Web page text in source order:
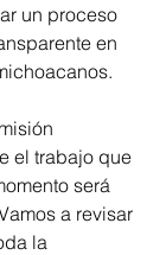
un proceso
en
el trabajo que
será
a revisar
la